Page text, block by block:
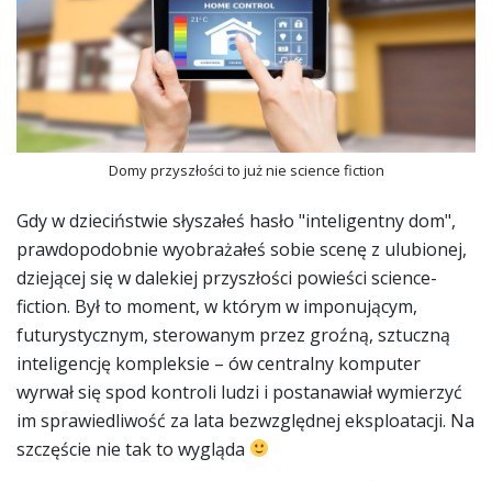
Domy przyszłości to już nie science fiction
Gdy w dzieciństwie słyszałeś hasło "inteligentny dom",
prawdopodobnie wyobrażałeś sobie scenę z ulubionej,
dziejącej się w dalekiej przyszłości powieści science-
fiction. Był to moment, w którym w imponującym,
futurystycznym, sterowanym przez groźną, sztuczną
inteligencję kompleksie – ów centralny komputer
wyrwał się spod kontroli ludzi i postanawiał wymierzyć
im sprawiedliwość za lata bezwzględnej eksploatacji. Na
szczęście nie tak to wygląda